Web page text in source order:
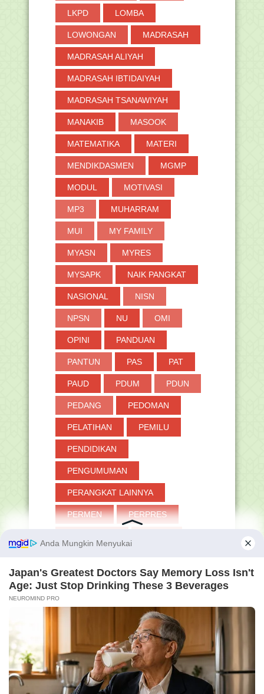
LKPD LOMBA
LOWONGAN MADRASAH
MADRASAH ALIYAH
MADRASAH IBTIDAIYAH
MADRASAH TSANAWIYAH
MANAKIB MASOOK
MATEMATIKA MATERI
MENDIKDASMEN MGMP
MODUL MOTIVASI
MP3 MUHARRAM
MUI MY FAMILY
MYASN MYRES
MYSAPK NAIK PANGKAT
NASIONAL NISN
NPSN NU OMI
OPINI PANDUAN
PANTUN PAS PAT
PAUD PDUM PDUN
PEDANG PEDOMAN
PELATIHAN PEMILU
PENDIDIKAN
PENGUMUMAN
PERANGKAT LAINNYA
PERMEN PERPRES
PJOK PKB PKKM
POLITIK
PPDB PPG PPPK
PRESTASI PROMES
PROTA PTS PUASA